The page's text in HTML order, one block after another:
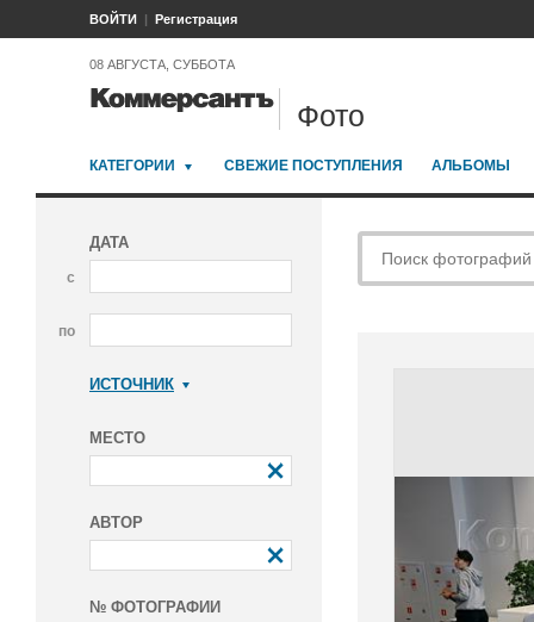
ВОЙТИ Регистрация
08 АВГУСТА, СУББОТА
Фото
КАТЕГОРИИ СВЕЖИЕ ПОСТУПЛЕНИЯ АЛЬБОМЫ
ДАТА
с
по
ИСТОЧНИК
МЕСТО
АВТОР
№ ФОТОГРАФИИ